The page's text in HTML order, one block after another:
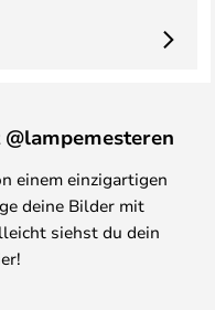
einem einzigartigen
deine Bilder mit
siehst du dein